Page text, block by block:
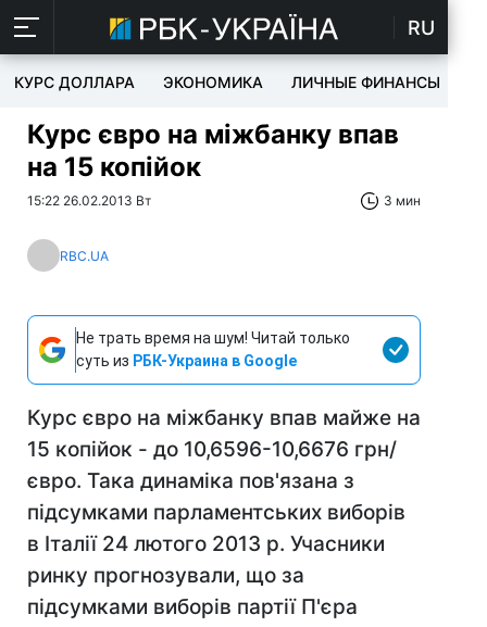
RU
КУРС ДОЛЛАРА ЭКОНОМИКА ЛИЧНЫЕ ФИНАНСЫ
Курс євро на міжбанку впав
на 15 копійок
15:22 26.02.2013 Вт 3 мин
RBC.UA
Не трать время на шум! Читай только
суть из РБК-Украина в Google
Курс євро на міжбанку впав майже на
15 копійок - до 10,6596-10,6676 грн/
євро. Така динаміка пов'язана з
підсумками парламентських виборів
в Італії 24 лютого 2013 р. Учасники
ринку прогнозували, що за
підсумками виборів партії П'єра